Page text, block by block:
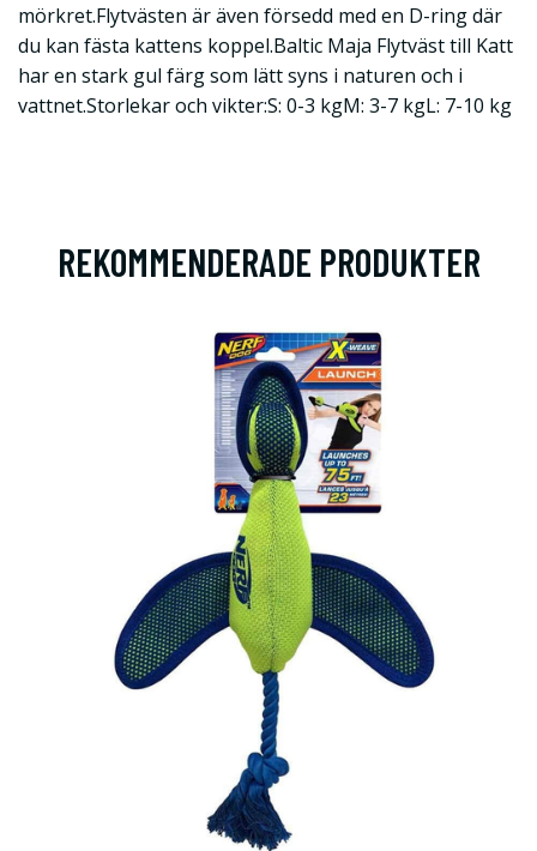
mörkret.Flytvästen är även försedd med en D-ring där
du kan fästa kattens koppel.Baltic Maja Flytväst till Katt
har en stark gul färg som lätt syns i naturen och i
vattnet.Storlekar och vikter:S: 0-3 kgM: 3-7 kgL: 7-10 kg
REKOMMENDERADE PRODUKTER